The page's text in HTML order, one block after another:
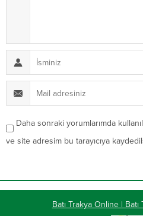
Daha sonraki yorumlarımda
ve site adresim bu tarayıcıya
Batı Trakya Online |